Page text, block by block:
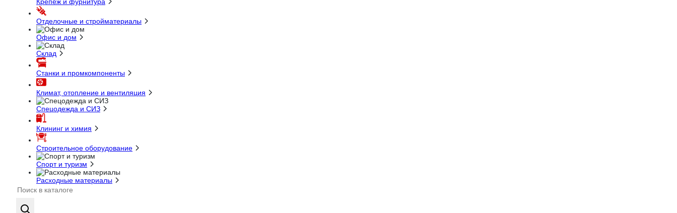
Отделочные и стройматериалы
Офис и дом
Склад
Станки и промкомпоненты
Климат, отопление и вентиляция
Спецодежда и СИЗ
Клининг и химия
Строительное оборудование
Спорт и туризм
Расходные материалы